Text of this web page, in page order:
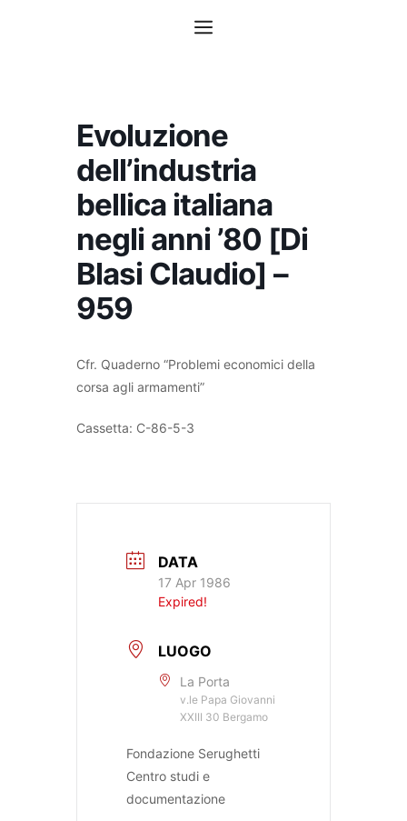
Menu
Evoluzione
dell’industria
bellica italiana
negli anni ’80 [Di
Blasi Claudio] –
959
Cfr. Quaderno “Problemi economici della
corsa agli armamenti”
Cassetta: C-86-5-3
DATA
17 Apr 1986
Expired!
LUOGO
La Porta
v.le Papa Giovanni
XXIII 30 Bergamo
Fondazione Serughetti
Centro studi e
documentazione